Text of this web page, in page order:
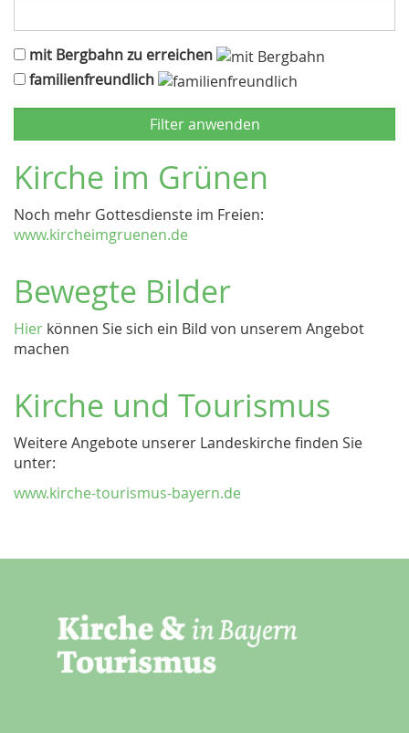
mit Bergbahn zu erreichen
familienfreundlich
Kirche im Grünen
Noch mehr Gottesdienste im Freien:
www.kircheimgruenen.de
Bewegte Bilder
Hier können Sie sich ein Bild von unserem Angebot
machen
Kirche und Tourismus
Weitere Angebote unserer Landeskirche finden Sie
unter:
www.kirche-tourismus-bayern.de